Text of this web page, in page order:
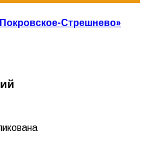
Стрешнево»